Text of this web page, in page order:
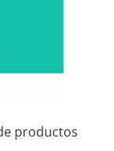
productos